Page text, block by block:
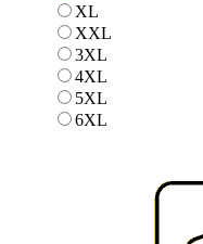
XL
XXL
3XL
4XL
5XL
6XL